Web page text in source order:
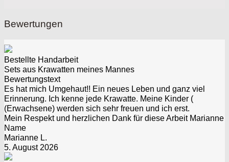
Bewertungen
Bestellte Handarbeit
Sets aus Krawatten meines Mannes
Bewertungstext
Es hat mich Umgehaut!! Ein neues Leben und ganz viel
Erinnerung. Ich kenne jede Krawatte. Meine Kinder (
(Erwachsene) werden sich sehr freuen und ich erst.
Mein Respekt und herzlichen Dank für diese Arbeit Marianne
Name
Marianne L.
5. August 2026